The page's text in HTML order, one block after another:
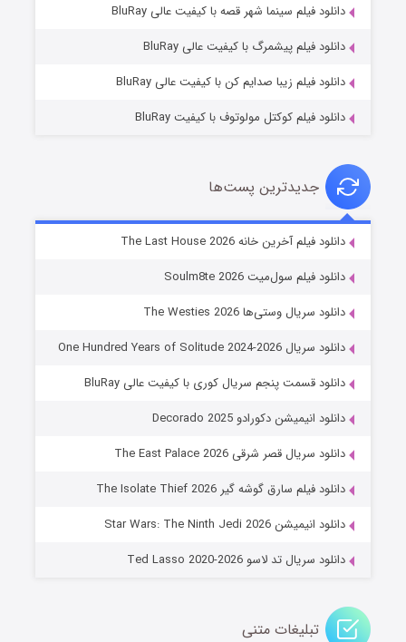
خاندان اژدها فصل ۳
جادوگری در مغولستان
قسمت۱۴ (زیرنویس) منتشر شد
دانلود فیلم سینما شهر قصه با کیفیت عالی BluRay
دانلود فیلم پیشمرگ با کیفیت عالی BluRay
دانلود فیلم زیبا صدایم کن با کیفیت عالی BluRay
دانلود فیلم کوکتل مولوتوف با کیفیت BluRay
جدیدترین پست‌ها
دانلود فیلم آخرین خانه The Last House 2026
دانلود فیلم سول‌میت Soulm8te 2026
دانلود سریال وستی‌ها The Westies 2026
دانلود سریال One Hundred Years of Solitude 2024-2026
دانلود قسمت پنجم سریال کوری با کیفیت عالی BluRay
دانلود انیمیشن دکورادو Decorado 2025
دانلود سریال قصر شرقی The East Palace 2026
دانلود فیلم سارق گوشه گیر The Isolate Thief 2026
دانلود انیمیشن Star Wars: The Ninth Jedi 2026
دانلود سریال تد لاسو Ted Lasso 2020-2026
تبلیغات متنی